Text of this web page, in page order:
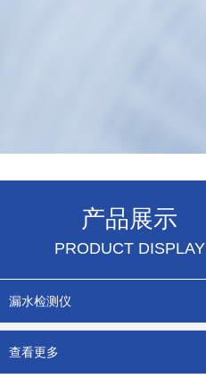
产品展示
PRODUCT DISPLAY
漏水检测仪
查看更多